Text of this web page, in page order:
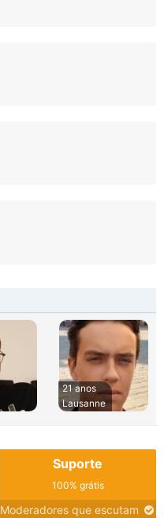
21 anos
Lausanne
Suporte
100% grátis
Moderadores que escutam